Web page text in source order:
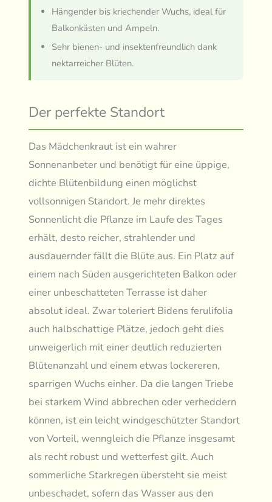
Hängender bis kriechender Wuchs, ideal für
Balkonkästen und Ampeln.
Sehr bienen- und insektenfreundlich dank
nektarreicher Blüten.
Der perfekte Standort
Das Mädchenkraut ist ein wahrer
Sonnenanbeter und benötigt für eine üppige,
dichte Blütenbildung einen möglichst
vollsonnigen Standort. Je mehr direktes
Sonnenlicht die Pflanze im Laufe des Tages
erhält, desto reicher, strahlender und
ausdauernder fällt die Blüte aus. Ein Platz auf
einem nach Süden ausgerichteten Balkon oder
einer unbeschatteten Terrasse ist daher
absolut ideal. Zwar toleriert Bidens ferulifolia
auch halbschattige Plätze, jedoch geht dies
unweigerlich mit einer deutlich reduzierten
Blütenanzahl und einem etwas lockereren,
sparrigen Wuchs einher. Da die langen Triebe
bei starkem Wind abbrechen oder verheddern
können, ist ein leicht windgeschützter Standort
von Vorteil, wenngleich die Pflanze insgesamt
als recht robust und wetterfest gilt. Auch
sommerliche Starkregen übersteht sie meist
unbeschadet, sofern das Wasser aus den